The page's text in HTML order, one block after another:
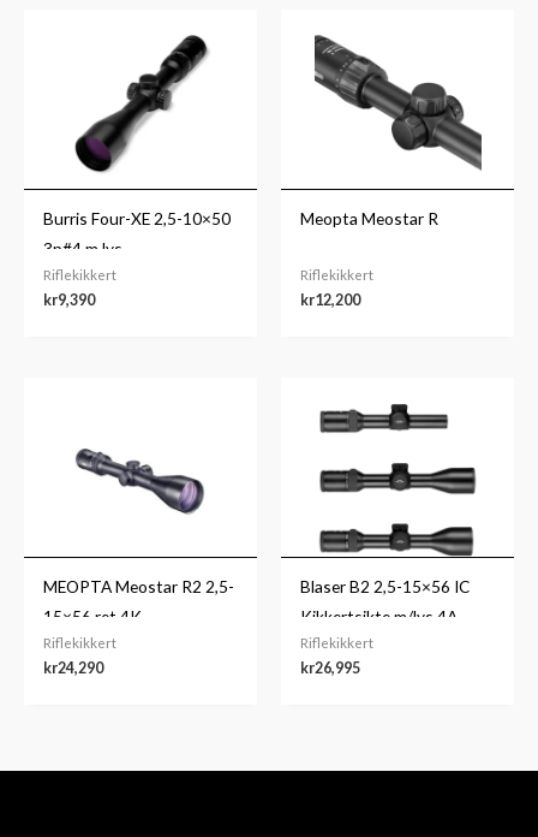
Burris Four-XE 2,5-10×50
3p#4 m.lys
Riflekikkert
kr9,390
Meopta Meostar R
Riflekikkert
kr12,200
MEOPTA Meostar R2 2,5-
15×56 ret 4K
Riflekikkert
kr24,290
Blaser B2 2,5-15×56 IC
Kikkertsikte m/lys 4A
Riflekikkert
kr26,995